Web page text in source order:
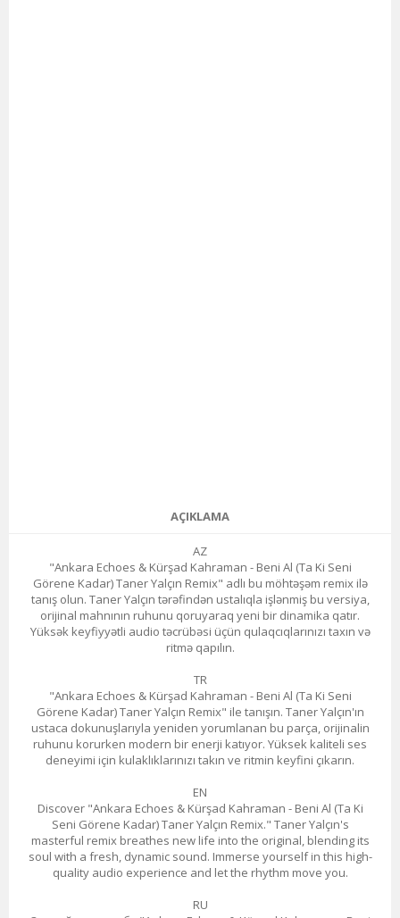
AÇIKLAMA
AZ
"Ankara Echoes & Kürşad Kahraman - Beni Al (Ta Ki Seni
Görene Kadar) Taner Yalçın Remix" adlı bu möhtəşəm remix ilə
tanış olun. Taner Yalçın tərəfindən ustalıqla işlənmiş bu versiya,
orijinal mahnının ruhunu qoruyaraq yeni bir dinamika qatır.
Yüksək keyfiyyətli audio təcrübəsi üçün qulaqcıqlarınızı taxın və
ritmə qapılın.
TR
"Ankara Echoes & Kürşad Kahraman - Beni Al (Ta Ki Seni
Görene Kadar) Taner Yalçın Remix" ile tanışın. Taner Yalçın'ın
ustaca dokunuşlarıyla yeniden yorumlanan bu parça, orijinalin
ruhunu korurken modern bir enerji katıyor. Yüksek kaliteli ses
deneyimi için kulaklıklarınızı takın ve ritmin keyfini çıkarın.
EN
Discover "Ankara Echoes & Kürşad Kahraman - Beni Al (Ta Ki
Seni Görene Kadar) Taner Yalçın Remix." Taner Yalçın's
masterful remix breathes new life into the original, blending its
soul with a fresh, dynamic sound. Immerse yourself in this high-
quality audio experience and let the rhythm move you.
RU